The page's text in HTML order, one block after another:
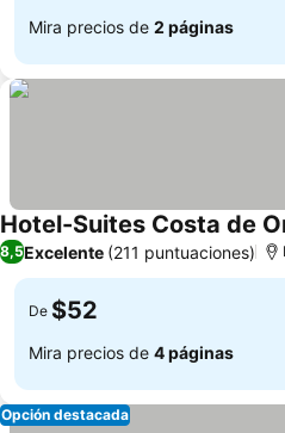
Mira precios de 2 páginas
Hotel-Suites Costa de
8,5Excelente (211 puntuaciones)
De $52
Mira precios de 4 páginas
Opción destacada